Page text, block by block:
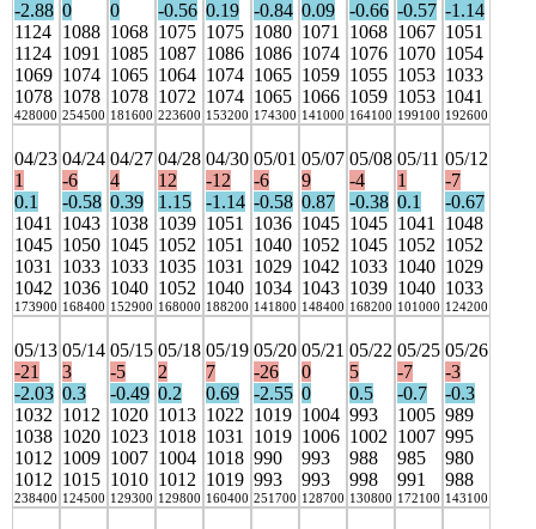
-2.88
1124
1124
1069
1078
428000
0
1088
1091
1074
1078
254500
0
1068
1085
1065
1078
181600
-0.56
1075
1087
1064
1072
223600
0.19
1075
1086
1074
1074
153200
-0.84
1080
1086
1065
1065
174300
0.09
1071
1074
1059
1066
141000
-0.66
1068
1076
1055
1059
164100
-0.57
1067
1070
1053
1053
199100
-1.14
1051
1054
1033
1041
192600
04/23
1
0.1
1041
1045
1031
1042
173900
04/24
-6
-0.58
1043
1050
1033
1036
168400
04/27
4
0.39
1038
1045
1033
1040
152900
04/28
12
1.15
1039
1052
1035
1052
168000
04/30
-12
-1.14
1051
1051
1031
1040
188200
05/01
-6
-0.58
1036
1040
1029
1034
141800
05/07
9
0.87
1045
1052
1042
1043
148400
05/08
-4
-0.38
1045
1045
1033
1039
168200
05/11
1
0.1
1041
1052
1040
1040
101000
05/12
-7
-0.67
1048
1052
1029
1033
124200
05/13
-21
-2.03
1032
1038
1012
1012
238400
05/14
3
0.3
1012
1020
1009
1015
124500
05/15
-5
-0.49
1020
1023
1007
1010
129300
05/18
2
0.2
1013
1018
1004
1012
129800
05/19
7
0.69
1022
1031
1018
1019
160400
05/20
-26
-2.55
1019
1019
990
993
251700
05/21
0
0
1004
1006
993
993
128700
05/22
5
0.5
993
1002
988
998
130800
05/25
-7
-0.7
1005
1007
985
991
172100
05/26
-3
-0.3
989
995
980
988
143100